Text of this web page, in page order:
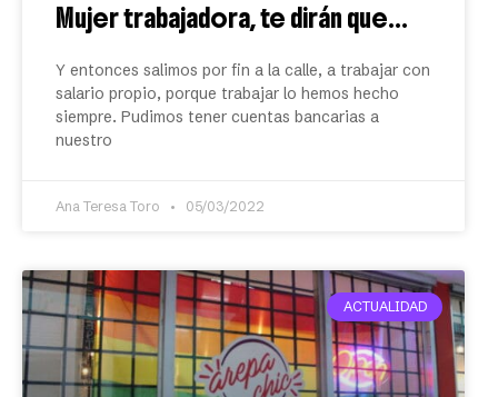
Mujer trabajadora, te dirán que…
Y entonces salimos por fin a la calle, a trabajar con
salario propio, porque trabajar lo hemos hecho
siempre. Pudimos tener cuentas bancarias a
nuestro
Ana Teresa Toro 05/03/2022
ACTUALIDAD